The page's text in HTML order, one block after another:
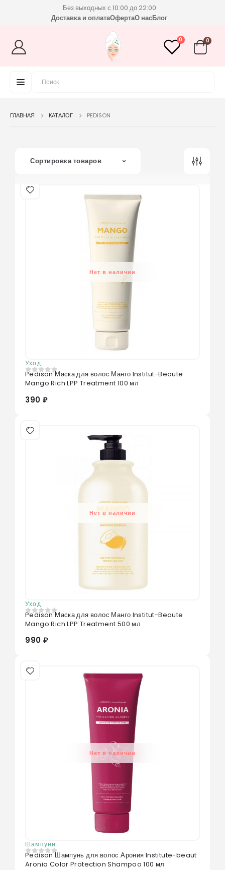
Без выходных с 10:00 до 22:00
Доставка и оплатаОфертаО насБлог
0 0
ГЛАВНАЯ КАТАЛОГ PEDISON
Сортировка товаров
Нет в наличии
Уход
0 из 5
Pedison Маска для волос Манго Institut-Beaute
Mango Rich LPP Treatment 100 мл
390 ₽
Нет в наличии
Уход
0 из 5
Pedison Маска для волос Манго Institut-Beaute
Mango Rich LPP Treatment 500 мл
990 ₽
Нет в наличии
Шампуни
0 из 5
Pedison Шампунь для волос Арония Institute-beaut
Aronia Color Protection Shampoo 100 мл